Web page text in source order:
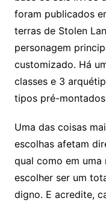
foram publicados
terras de Stolen
personagem
customizado. Há
classes e 3
tipos pré-
Uma das coisas
escolhas afetam
qual como em uma
escolher ser um
digno. E acredite,